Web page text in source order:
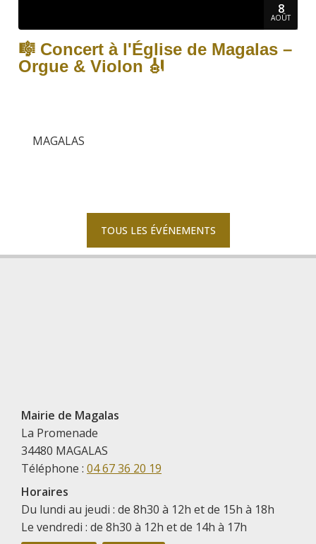
8
AOÛT
🎼 Concert à l'Église de Magalas –
Orgue & Violon 🎻
MAGALAS
TOUS LES ÉVÉNEMENTS
Mairie de Magalas
La Promenade
34480 MAGALAS
Téléphone : 04 67 36 20 19
Horaires
Du lundi au jeudi : de 8h30 à 12h et de 15h à 18h
Le vendredi : de 8h30 à 12h et de 14h à 17h